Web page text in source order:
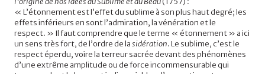
« L’étonnement est l’effet du sublime à son plus haut degré; les
effets inférieurs en sont l’admiration, la vénération et le
respect. » Il faut comprendre que le terme « étonnement » a ici
un sens très fort, de l’ordre de lasidération. Le sublime, c’est le
respect éperdu, voire la terreur sacrée devant des phénomènes
d’une extrême amplitude ou de force incommensurable qui